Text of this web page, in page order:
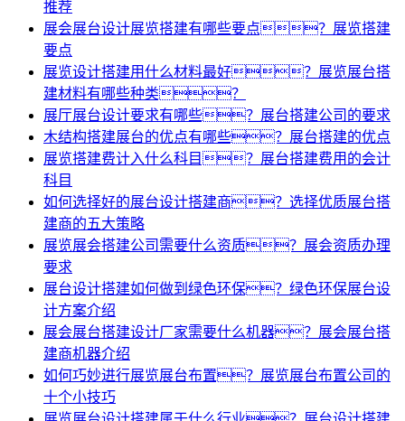
推荐
展会展台设计展览搭建有哪些要点？展览搭建
要点
展览设计搭建用什么材料最好？展览展台搭
建材料有哪些种类？
展厅展台设计要求有哪些？展台搭建公司的要求
木结构搭建展台的优点有哪些？展台搭建的优点
展览搭建费计入什么科目？展台搭建费用的会计
科目
如何选择好的展台设计搭建商？选择优质展台搭
建商的五大策略
展览展会搭建公司需要什么资质？展会资质办理
要求
展台设计搭建如何做到绿色环保？绿色环保展台设
计方案介绍
展会展台搭建设计厂家需要什么机器？展会展台搭
建商机器介绍
如何巧妙进行展览展台布置？展览展台布置公司的
十个小技巧